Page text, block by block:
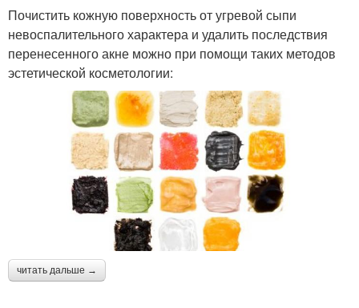
Почистить кожную поверхность от угревой сыпи
невоспалительного характера и удалить последствия
перенесенного акне можно при помощи таких методов
эстетической косметологии:
читать дальше →